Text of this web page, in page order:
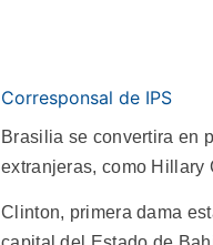
Corresponsal de IPS
Brasilia se convertira en
extranjeras, como Hillary
Clinton, primera dama